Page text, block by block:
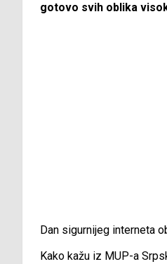
gotovo svih oblika
Dan sigurnijeg interneta
Kako kažu iz MUP-a